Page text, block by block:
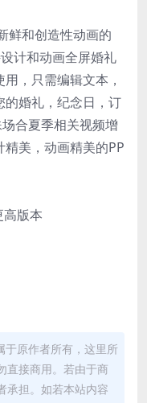
鲜和创造性动画的
计和动画全屏婚礼
，只需编辑文本，
的婚礼，纪念日，订
合夏季相关视频增
美，动画精美的PP
版本
原作者所有，这里所
直接商用。若由于商
承担。如若本站内容